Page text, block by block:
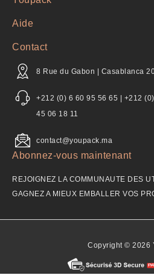
Aide
Contact
8 Rue du Gabon | Casablanca
+212 (0) 6 60 95 56 65 | +212
45 06 18 11
contact@youpack.ma
Abonnez-vous maintenant
REJOIGNEZ LA COMMUNAUTE DES
GAGNEZ A MIEUX EMBALLER VOS
Copyright © 2026